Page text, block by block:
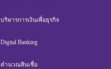
บริหารการเงินเพื่อธุรกิจ
Digital Banking
คำนวณสินเชื่อ